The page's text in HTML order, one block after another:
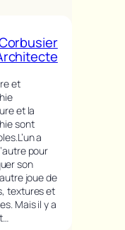
et
et la
sont
a
pour
son
joue de
textures et
Mais il y a